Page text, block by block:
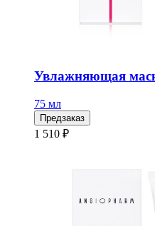
Увлажняющая
75 мл
Предзаказ
1 510 ₽